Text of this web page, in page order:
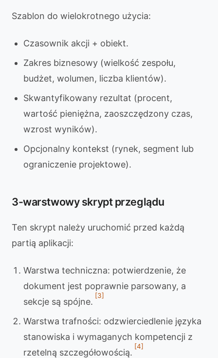
Szablon do wielokrotnego użycia:
Czasownik akcji + obiekt.
Zakres biznesowy (wielkość zespołu,
budżet, wolumen, liczba klientów).
Skwantyfikowany rezultat (procent,
wartość pieniężna, zaoszczędzony czas,
wzrost wyników).
Opcjonalny kontekst (rynek, segment lub
ograniczenie projektowe).
3-warstwowy skrypt przeglądu
Ten skrypt należy uruchomić przed każdą
partią aplikacji:
Warstwa techniczna: potwierdzenie, że
dokument jest poprawnie parsowany, a
sekcje są spójne.
[3]
Warstwa trafności: odzwierciedlenie języka
stanowiska i wymaganych kompetencji z
rzetelną szczegółowością.
[4]